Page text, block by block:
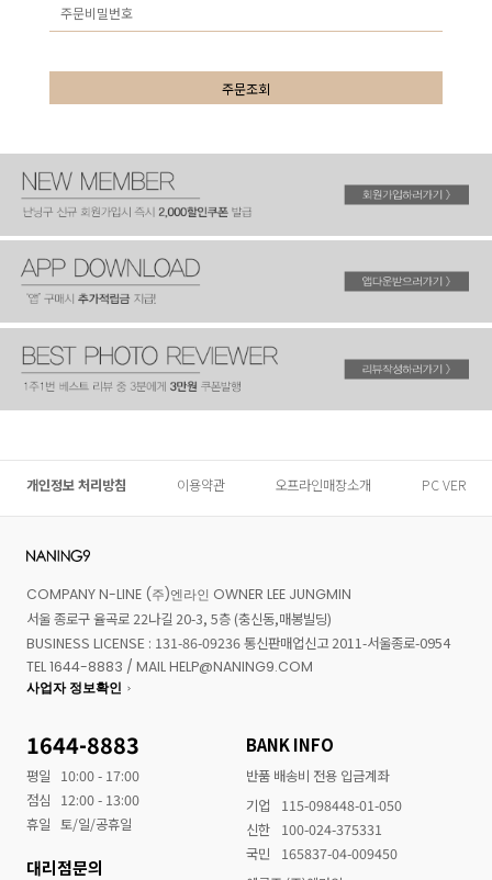
주문조회
개인정보 처리방침 이용약관 오프라인매장소개 PC VER
COMPANY N-LINE (주)엔라인 OWNER LEE JUNGMIN
서울 종로구 율곡로 22나길 20-3, 5층 (충신동,매봉빌딩)
BUSINESS LICENSE : 131-86-09236 통신판매업신고 2011-서울종로-0954
TEL 1644-8883 / MAIL HELP@NANING9.COM
사업자 정보확인
1644-8883
평일
10:00 - 17:00
점심
12:00 - 13:00
휴일 토/일/공휴일
대리점문의
BANK INFO
반품 배송비 전용 입금계좌
기업
115-098448-01-050
신한
100-024-375331
국민
165837-04-009450